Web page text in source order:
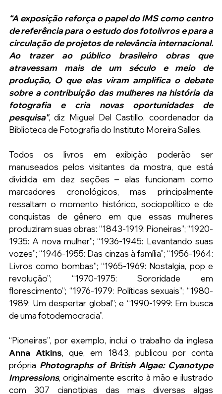
“A exposição reforça o papel do IMS como centro
de referência para o estudo dos fotolivros e para a
circulação de projetos de relevância internacional.
Ao trazer ao público brasileiro obras que
atravessam mais de um século e meio de
produção, O que elas viram amplifica o debate
sobre a contribuição das mulheres na história da
fotografia e cria novas oportunidades de
pesquisa", diz Miguel Del Castillo, coordenador da
Biblioteca de Fotografia do Instituto Moreira Salles.
Todos os livros em exibição poderão ser
manuseados pelos visitantes da mostra, que está
dividida em dez seções – elas funcionam como
marcadores cronológicos, mas principalmente
ressaltam o momento histórico, sociopolítico e de
conquistas de gênero em que essas mulheres
produziram suas obras: “1843-1919: Pioneiras”; “1920-
1935: A nova mulher”; “1936-1945: Levantando suas
vozes”; “1946-1955: Das cinzas à família”; “1956-1964:
Livros como bombas”; “1965-1969: Nostalgia, pop e
revolução”; “1970-1975: Sororidade em
florescimento”; “1976-1979: Políticas sexuais”; “1980-
1989: Um despertar global”; e “1990-1999: Em busca
de uma fotodemocracia”.
Anna Atkins, que, em 1843, publicou por conta
própria Photographs of British Algae: Cyanotype
Impressions, originalmente escrito à mão e ilustrado
com 307 cianotipias das mais diversas algas